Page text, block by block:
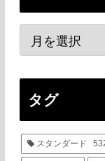
タグ
スタンダード